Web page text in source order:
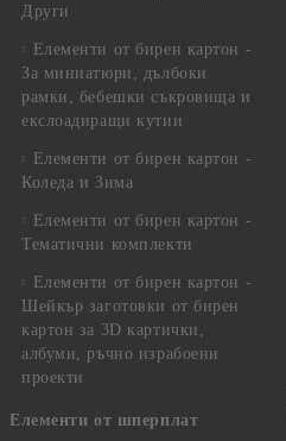
Други
Елементи от бирен картон -
За миниатюри, дълбоки
рамки, бебешки съкровища и
екслоадиращи кутии
Елементи от бирен картон -
Коледа и Зима
Елементи от бирен картон -
Тематични комплекти
Елементи от бирен картон -
Шейкър заготовки от бирен
картон за 3D картички,
албуми, ръчно израбоени
проекти
Елементи от шперплат